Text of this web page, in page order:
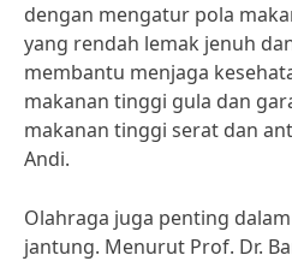
dengan mengatur pola
yang rendah lemak jenuh
membantu menjaga
makanan tinggi gula dan
makanan tinggi serat dan
Andi.
Olahraga juga penting
jantung. Menurut Prof. Dr.